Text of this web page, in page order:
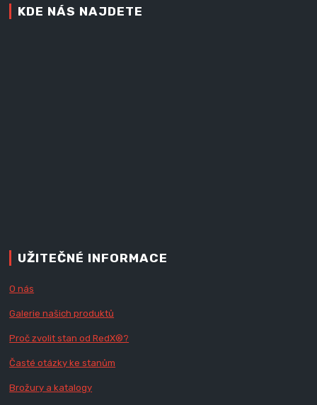
KDE NÁS NAJDETE
UŽITEČNÉ INFORMACE
O nás
Galerie našich produktů
Proč zvolit stan od RedX®?
Časté otázky ke stanům
Brožury a katalogy